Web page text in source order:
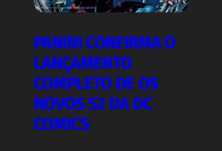
PANINI CONFIRMA O
LANÇAMENTO
COMPLETO DE OS
NOVOS 52 DA DC
COMICS